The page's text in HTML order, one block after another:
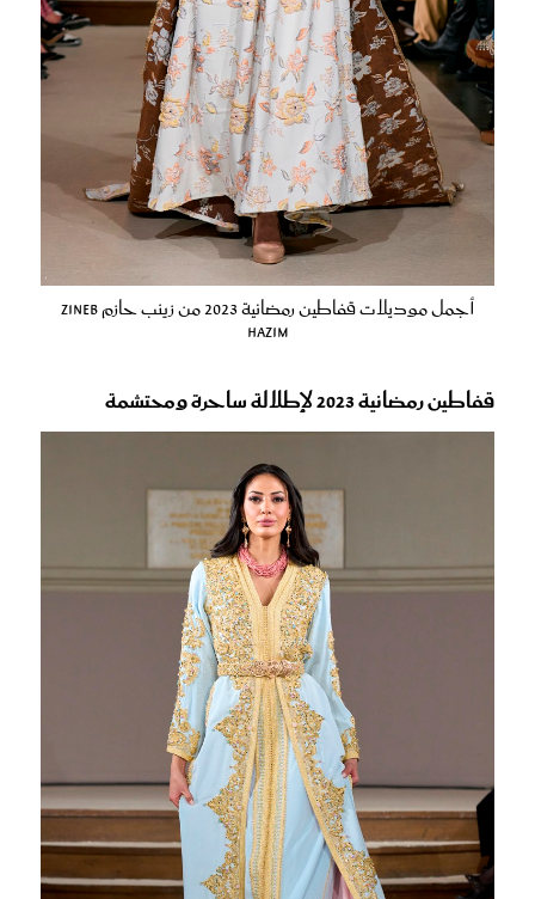
أجمل موديلات قفاطين رمضانية 2023 من زينب حازم Zineb
Hazim
قفاطين رمضانية 2023 لإطلالة ساحرة ومحتشمة